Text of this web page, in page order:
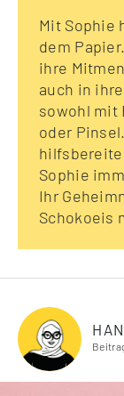
Mit Sophie
dem
ihre
auch in
sowohl mit
oder
hilfsbereite
Sophie
Ihr
Schokoeis